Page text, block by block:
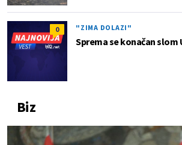
0 "ZIMA DOLAZI"
Sprema se konačan slom
Biz